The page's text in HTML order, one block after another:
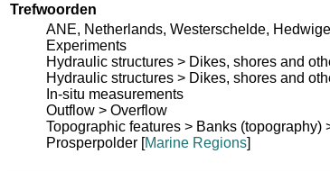
Trefwoorden
ANE, Netherlands, Westerschelde,
Experiments
Hydraulic structures > Dikes, shores and
Hydraulic structures > Dikes, shores and
In-situ measurements
Outflow > Overflow
Topographic features > Banks (topography)
Prosperpolder [Marine Regions]